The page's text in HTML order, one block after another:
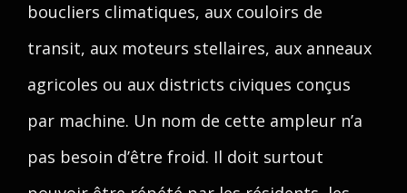
boucliers climatiques, aux couloirs de
transit, aux moteurs stellaires, aux anneaux
agricoles ou aux districts civiques conçus
par machine. Un nom de cette ampleur n’a
pas besoin d’être froid. Il doit surtout